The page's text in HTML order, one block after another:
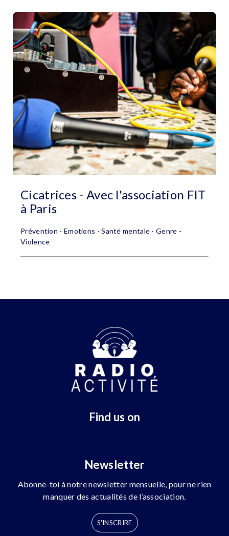
Cicatrices - Avec l'association FIT
à Paris
Prévention - Emotions - Santé mentale - Genre -
Violence
Find us on
Newsletter
Abonne-toi à notre newsletter mensuelle, pour ne rien
manquer des actualités de l’association.
S'INSCRIRE